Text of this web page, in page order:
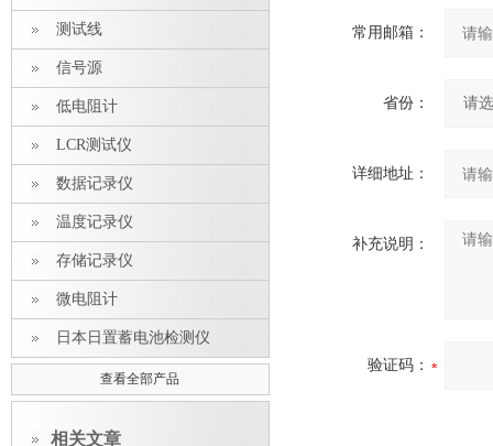
测试线
信号源
低电阻计
LCR测试仪
数据记录仪
温度记录仪
存储记录仪
微电阻计
日本日置蓄电池检测仪
查看全部产品
相关文章
常用邮箱：
省份：
详细地址：
补充说明：
验证码：